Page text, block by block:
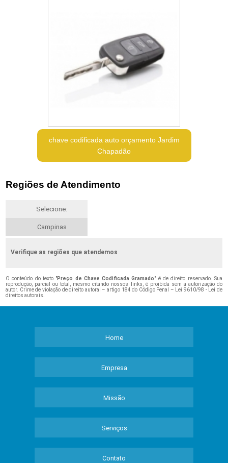
chave codificada auto orçamento Jardim
Chapadão
Regiões de Atendimento
Selecione:
Campinas
Verifique as regiões que atendemos
O conteúdo do texto "Preço de Chave Codificada Gramado" é de direito reservado. Sua
reprodução, parcial ou total, mesmo citando nossos links, é proibida sem a autorização do
autor. Crime de violação de direito autoral – artigo 184 do Código Penal –
Lei 9610/98 - Lei de
direitos autorais
Home
Empresa
Missão
Serviços
Contato